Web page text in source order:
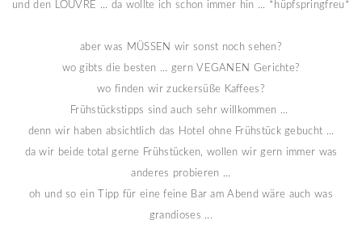
und den LOUVRE ... da wollte ich schon immer hin ... *hüpfspringfreu*
aber was MÜSSEN wir sonst noch sehen?
wo gibts die besten ... gern VEGANEN Gerichte?
wo finden wir zuckersüße Kaffees?
Frühstückstipps sind auch sehr willkommen ...
denn wir haben absichtlich das Hotel ohne Frühstück gebucht ...
da wir beide total gerne Frühstücken, wollen wir gern immer was
anderes probieren ...
oh und so ein Tipp für eine feine Bar am Abend wäre auch was
grandioses ...